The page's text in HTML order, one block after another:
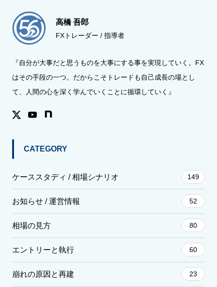
高橋 吾郎
FXトレーダー / 指導者
『自分が大事だと思うものを大事にする事を実現していく。FX
はその手段の一つ。だからこそトレードも自己成長の場とし
て、人間の心を深く学んでいくことに循環していく』
CATEGORY
ケーススタディ / 相場シナリオ 149
お知らせ / 運営情報 52
相場の見方 80
エントリーと執行 60
崩れの原因と再建 23